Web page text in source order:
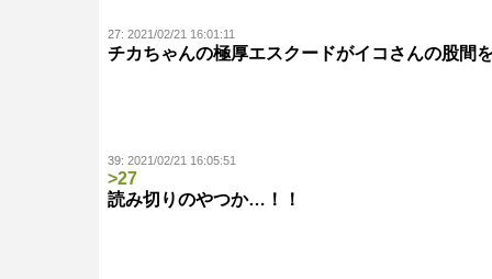
27: 2021/02/21 16:01:11
チカちゃんの極厚エスクードがイコさんの股間
39: 2021/02/21 16:05:51
>27
読み切りのやつか…！！